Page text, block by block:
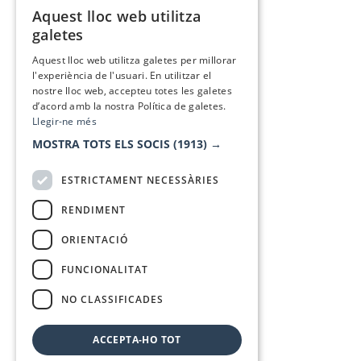
Aquest lloc web utilitza
galetes
Aquest lloc web utilitza galetes per millorar
l'experiència de l'usuari. En utilitzar el
nostre lloc web, accepteu totes les galetes
d’acord amb la nostra Política de galetes.
Llegir-ne més
MOSTRA TOTS ELS SOCIS (1913) →
ESTRICTAMENT NECESSÀRIES
RENDIMENT
ORIENTACIÓ
FUNCIONALITAT
NO CLASSIFICADES
ACCEPTA-HO TOT